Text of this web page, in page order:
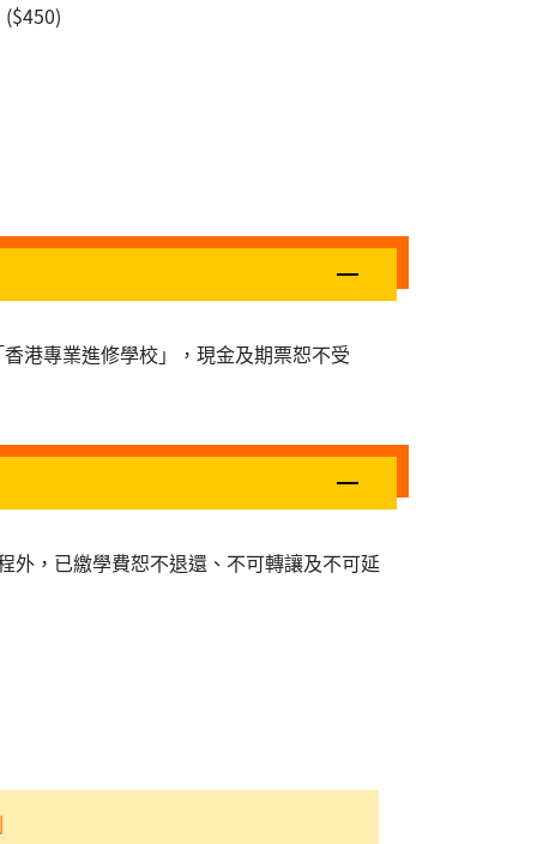
港專業進修學校」，現金及期票恕不受
外，已繳學費恕不退還、不可轉讓及不可延